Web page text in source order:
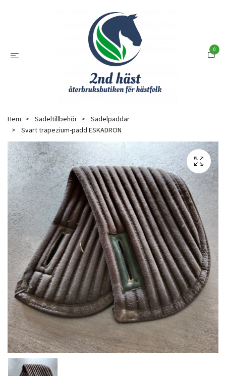
0
Hem Sadeltillbehör
Sadelpaddar
Svart trapezium-padd ESKADRON